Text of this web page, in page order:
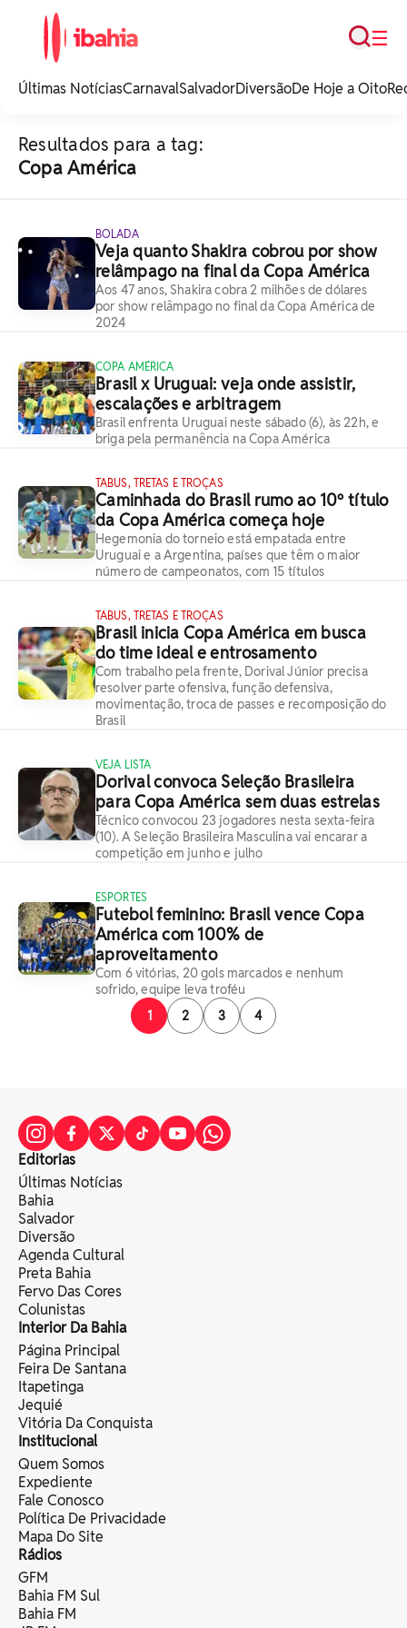
noticias e
☰
Busca
Últimas NotíciasCarnavalSalvadorDiversãoDe Hoje a Oito
Resultados para a tag:
Copa América
BOLADA
Veja quanto Shakira cobrou por show
relâmpago na final da Copa América
Aos 47 anos, Shakira cobra 2 milhões de dólares
por show relâmpago no final da Copa América de
2024
COPA AMÉRICA
Brasil x Uruguai: veja onde assistir,
escalações e arbitragem
Brasil enfrenta Uruguai neste sábado (6), às 22h, e
briga pela permanência na Copa América
TABUS, TRETAS E TROÇAS
Caminhada do Brasil rumo ao 10º título
da Copa América começa hoje
Hegemonia do torneio está empatada entre
Uruguai e a Argentina, países que têm o maior
número de campeonatos, com 15 títulos
TABUS, TRETAS E TROÇAS
Brasil inicia Copa América em busca
do time ideal e entrosamento
Com trabalho pela frente, Dorival Júnior precisa
resolver parte ofensiva, função defensiva,
movimentação, troca de passes e recomposição do
Brasil
VEJA LISTA
Dorival convoca Seleção Brasileira
para Copa América sem duas estrelas
Técnico convocou 23 jogadores nesta sexta-feira
(10). A Seleção Brasileira Masculina vai encarar a
competição em junho e julho
ESPORTES
Futebol feminino: Brasil vence Copa
América com 100% de
aproveitamento
Com 6 vitórias, 20 gols marcados e nenhum
sofrido, equipe leva troféu
1
2 3 4
Editorias
Últimas Notícias
Bahia
Salvador
Diversão
Agenda Cultural
Preta Bahia
Fervo Das Cores
Colunistas
Interior Da Bahia
Página Principal
Feira De Santana
Itapetinga
Jequié
Vitória Da Conquista
Institucional
Quem Somos
Expediente
Fale Conosco
Política De Privacidade
Mapa Do Site
Rádios
GFM
Bahia FM Sul
Bahia FM